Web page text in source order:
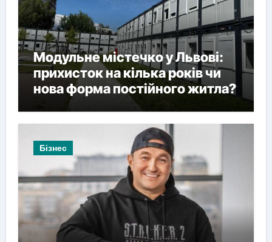
Модульне містечко у Львові:
прихисток на кілька років чи
нова форма постійного житла?
Бізнес